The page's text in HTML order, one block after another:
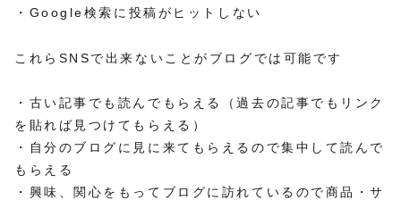
・Google検索に投稿がヒットしない
これらSNSで出来ないことがブログでは可能です
・古い記事でも読んでもらえる（過去の記事でもリンク
を貼れば見つけてもらえる）
・自分のブログに見に来てもらえるので集中して読んで
もらえる
・興味、関心をもってブログに訪れているので商品・サ